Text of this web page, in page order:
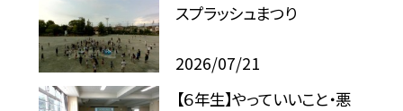
スプラッシュまつり
2026/07/21
【６年生】やっていいこと・悪